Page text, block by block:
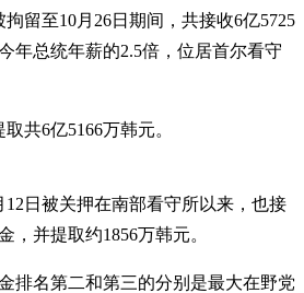
留至10月26日期间，共接收6亿5725
年总统年薪的2.5倍，位居首尔看守
共6亿5166万韩元。
日被关押在南部看守所以来，也接
，并提取约1856万韩元。
排名第二和第三的分别是最大在野党